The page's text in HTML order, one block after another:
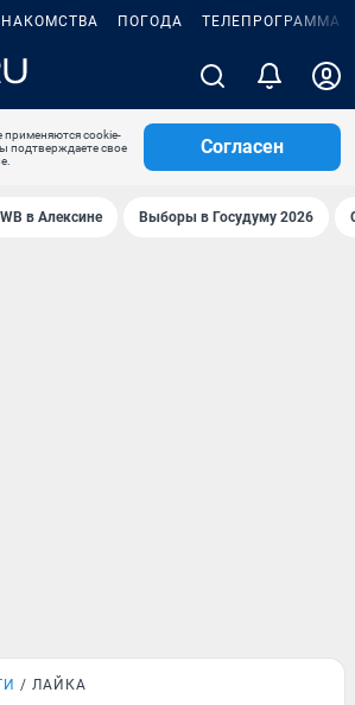
ПОГОДА ТЕЛЕПРОГРАММА
cookie-
подтверждаете свое
Согласен
в Алексине Выборы в Госудуму 2026
ЛАЙКА